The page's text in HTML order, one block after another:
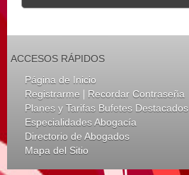
ACCESOS RÁPIDOS
Página de Inicio
Registrarme | Recordar Contraseña
Planes y Tarifas Bufetes Destacados
Especialidades Abogacía
Directorio de Abogados
Mapa del Sitio